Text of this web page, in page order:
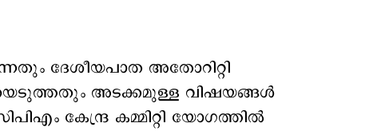
ദേശീയപാത അതോറിറ്റി
അടക്കമുള്ള വിഷയങ്ങള്‍
കേന്ദ്ര കമ്മിറ്റി യോഗത്തില്‍